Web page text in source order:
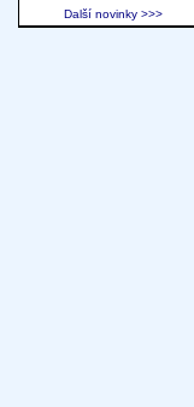
Další novinky >>>